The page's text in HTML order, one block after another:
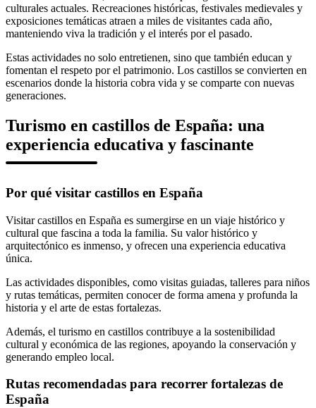
culturales actuales. Recreaciones históricas, festivales medievales y
exposiciones temáticas atraen a miles de visitantes cada año,
manteniendo viva la tradición y el interés por el pasado.
Estas actividades no solo entretienen, sino que también educan y
fomentan el respeto por el patrimonio. Los castillos se convierten en
escenarios donde la historia cobra vida y se comparte con nuevas
generaciones.
Turismo en castillos de España: una
experiencia educativa y fascinante
Por qué visitar castillos en España
Visitar castillos en España es sumergirse en un viaje histórico y
cultural que fascina a toda la familia. Su valor histórico y
arquitectónico es inmenso, y ofrecen una experiencia educativa
única.
Las actividades disponibles, como visitas guiadas, talleres para niños
y rutas temáticas, permiten conocer de forma amena y profunda la
historia y el arte de estas fortalezas.
Además, el turismo en castillos contribuye a la sostenibilidad
cultural y económica de las regiones, apoyando la conservación y
generando empleo local.
Rutas recomendadas para recorrer fortalezas de
España